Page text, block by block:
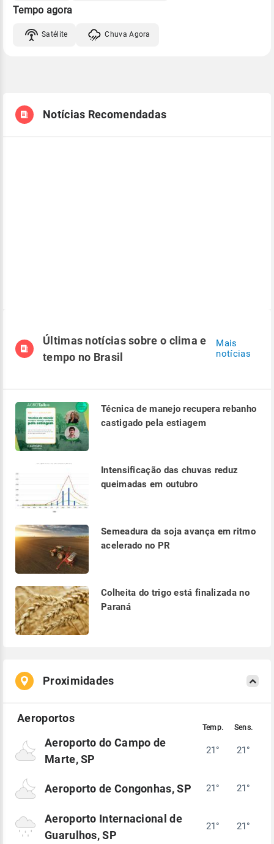
Tempo agora
Satélite Chuva Agora
Notícias Recomendadas
Últimas notícias sobre o clima e
tempo no Brasil
Mais
notícias
Técnica de manejo recupera rebanho
castigado pela estiagem
Intensificação das chuvas reduz
queimadas em outubro
Semeadura da soja avança em ritmo
acelerado no PR
Colheita do trigo está finalizada no
Paraná
Proximidades
Aeroporto do Campo de
Marte, SP
21° 21°
Aeroporto de Congonhas, SP 21° 21°
Aeroporto Internacional de
Guarulhos, SP
21° 21°